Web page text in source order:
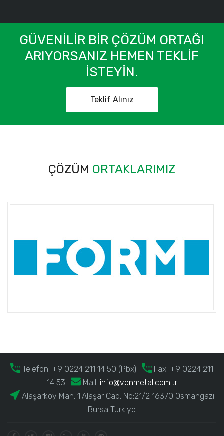
GÜVENILIR BIR ÇÖZÜM ORTAĞI
ARIYORSANIZ HEMEN TEKLIF
ISTEYIN.
Teklif Alınız
ÇÖZÜM ORTAKLARIMIZ
Telefon: +9 0224 211 14 50 (Pbx)
Fax: +9 0224 211
14 53 |
Mail: info@venmetal.com.tr
Alaşarköy Mah. 1.Alaşar Cad. No:21/2 16370 Osmangazi
Bursa Türkiye